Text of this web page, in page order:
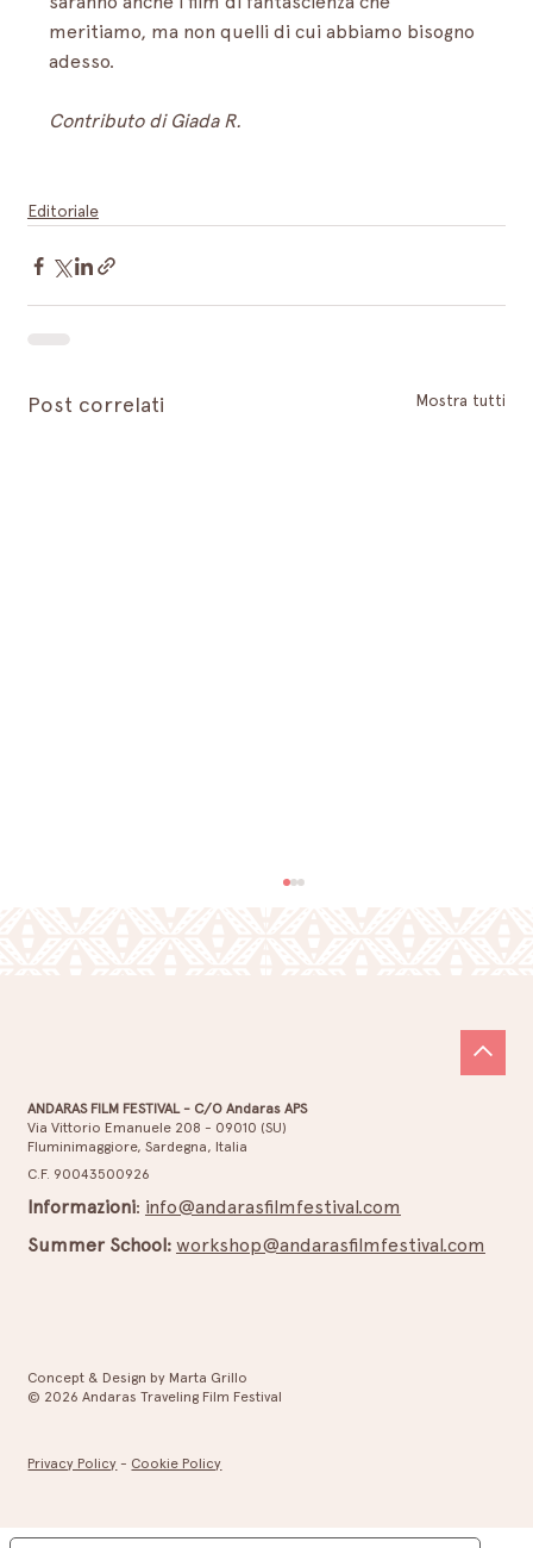
meritiamo, ma non quelli di cui abbiamo bisogno
adesso.
Contributo di Giada R.
Editoriale
Post correlati Mostra tutti
L’arte del piacere: un secolo di sesso al
cinema
ANDARAS FILM FESTIVAL - C/O Andaras APS
Via Vittorio Emanuele 208 - 09010 (SU)
Fluminimaggiore, Sardegna, Italia
C.F. 90043500926
Informazioni: info@andarasfilmfestival.com
Summer School: workshop@andarasfilmfestival.com
Concept & Design by Marta Grillo
© 2026 Andaras Traveling Film Festival
Privacy Policy - Cookie Policy